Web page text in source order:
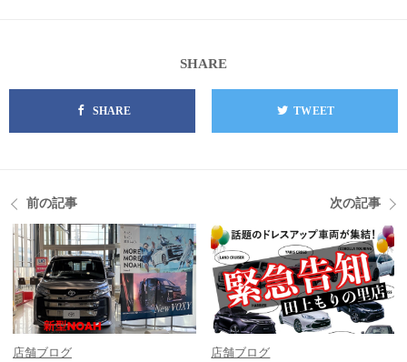
SHARE
SHARE TWEET
前の記事
店舗ブログ
次の記事
店舗ブログ